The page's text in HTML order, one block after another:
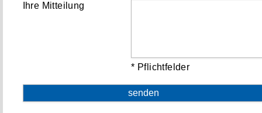
Ihre Mitteilung
* Pflichtfelder